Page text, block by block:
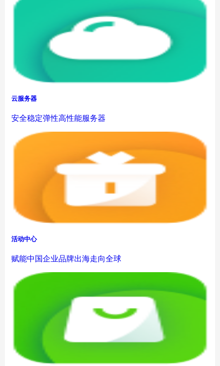
云服务器
安全稳定弹性高性能服务器
活动中心
赋能中国企业品牌出海走向全球